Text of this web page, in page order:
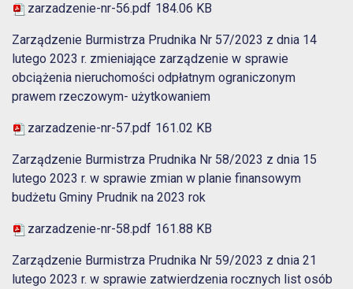
zarzadzenie-nr-56.pdf 184.06 KB
Zarządzenie Burmistrza Prudnika Nr 57/2023 z dnia 14
lutego 2023 r. zmieniające zarządzenie w sprawie
obciążenia nieruchomości odpłatnym ograniczonym
prawem rzeczowym- użytkowaniem
zarzadzenie-nr-57.pdf 161.02 KB
Zarządzenie Burmistrza Prudnika Nr 58/2023 z dnia 15
lutego 2023 r. w sprawie zmian w planie finansowym
budżetu Gminy Prudnik na 2023 rok
zarzadzenie-nr-58.pdf 161.88 KB
Zarządzenie Burmistrza Prudnika Nr 59/2023 z dnia 21
lutego 2023 r. w sprawie zatwierdzenia rocznych list osób